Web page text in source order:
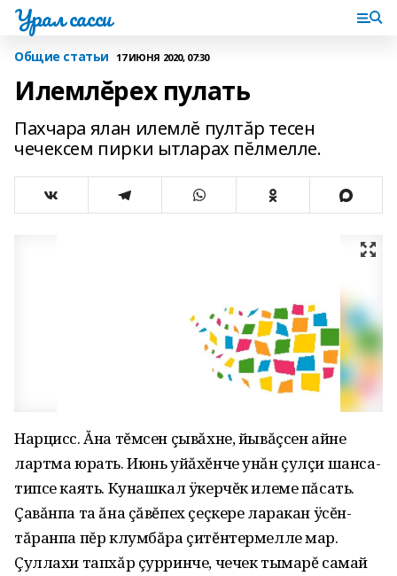
Урал сасси
Общие статьи 17 ИЮНЯ 2020, 07:30
Илемлĕрех пулать
Пахчара ялан илемлĕ пултăр тесен
чечексем пирки ытларах пĕлмелле.
Нарцисс. Ăна тĕмсен çывăхне, йывăçсен айне
лартма юрать. Июнь уйăхĕнче унăн çулçи шанса-
типсе каять. Кунашкал ÿкерчĕк илеме пăсать.
Çавăнпа та ăна çăвĕпех çеçкере ларакан ÿсĕн-
тăранпа пĕр клумбăра çитĕнтермелле мар.
Çуллахи тапхăр çурринче, чечек тымарĕ самай